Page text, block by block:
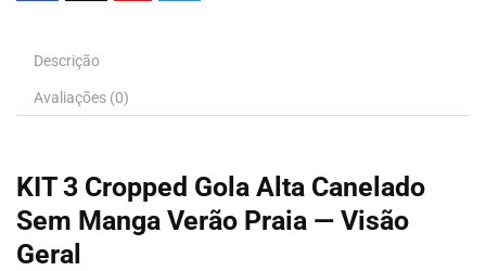
Descrição
Avaliações (0)
KIT 3 Cropped Gola Alta Canelado
Sem Manga Verão Praia — Visão
Geral